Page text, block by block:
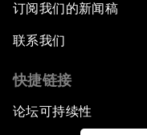
订阅我们的新闻稿
联系我们
快捷链接
论坛可持续性